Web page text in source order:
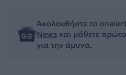
Ακολουθήστε το
News και μάθετε
για την άμυνα.